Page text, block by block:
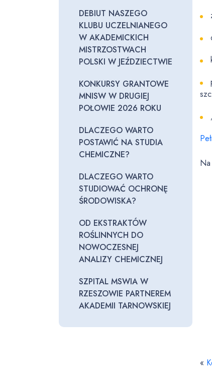
DEBIUT NASZEGO
KLUBU UCZELNIANEGO
W AKADEMICKICH
MISTRZOSTWACH
POLSKI W JEŹDZIECTWIE
KONKURSY GRANTOWE
MNISW W DRUGIEJ
POŁOWIE 2026 ROKU
DLACZEGO WARTO
POSTAWIĆ NA STUDIA
CHEMICZNE?
DLACZEGO WARTO
STUDIOWAĆ OCHRONĘ
ŚRODOWISKA?
OD EKSTRAKTÓW
ROŚLINNYCH DO
NOWOCZESNEJ
ANALIZY CHEMICZNEJ
SZPITAL MSWIA W
RZESZOWIE PARTNEREM
AKADEMII TARNOWSKIEJ
«